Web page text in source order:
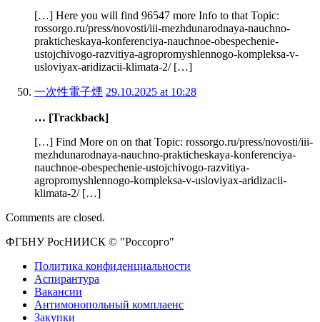
[…] Here you will find 96547 more Info to that Topic:
rossorgo.ru/press/novosti/iii-mezhdunarodnaya-nauchno-
prakticheskaya-konferenciya-nauchnoe-obespechenie-
ustojchivogo-razvitiya-agropromyshlennogo-kompleksa-v-
usloviyax-aridizacii-klimata-2/ […]
一次性電子煙 29.10.2025 at 10:28
… [Trackback]
[…] Find More on on that Topic: rossorgo.ru/press/novosti/iii-
mezhdunarodnaya-nauchno-prakticheskaya-konferenciya-
nauchnoe-obespechenie-ustojchivogo-razvitiya-
agropromyshlennogo-kompleksa-v-usloviyax-aridizacii-
klimata-2/ […]
Comments are closed.
ФГБНУ РосНИИСК © "Россорго"
Политика конфиденциальности
Аспирантура
Вакансии
Антимонопольный комплаенс
Закупки